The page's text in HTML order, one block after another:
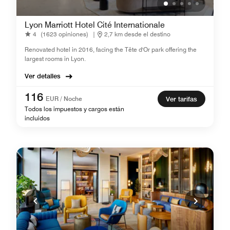
Lyon Marriott Hotel Cité Internationale
4 (1623 opiniones) |
2,7 km desde el destino
Renovated hotel in 2016, facing the Tête d'Or park offering the
largest rooms in Lyon.
Ver detalles
116 EUR / Noche
Todos los impuestos y cargos están
incluidos
Ver tarifas